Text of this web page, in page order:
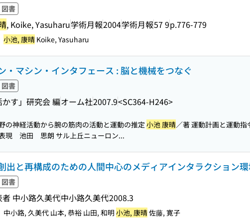
図書
, Koike, Yasuharu学術月報2004学術月報57 9p.776-779
小池, 康晴 Koike, Yasuharu
・マシン・インタフェース : 脳と機械をつなぐ
図書
かす」研究会 編オーム社2007.9<SC364-H246>
の神経活動から腕の筋肉の活動と運動の推定 小池 康晴／著 運動計画と運動指
現 池田 思朗 サル上丘ニューロン...
出と再構成のための人間中心のメディアインタラクション
図書
中小路久美代中小路久美代2008.3
中小路, 久美代 山本, 恭裕 山田, 和明 小池, 康晴佐藤, 寛子